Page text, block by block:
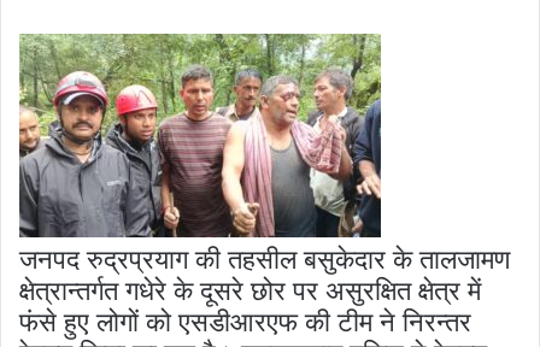
जनपद रुद्रप्रयाग की तहसील बसुकेदार के तालजामण
क्षेत्रान्तर्गत गधेरे के दूसरे छोर पर असुरक्षित क्षेत्र में
फंसे हुए लोगों को एसडीआरएफ की टीम ने निरन्तर